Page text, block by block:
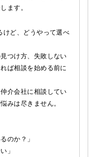
ます。
けど、どうやって選べ
つけ方、失敗しない
ば相談を始める前に
介会社に相談してい
みは尽きません。
のか？」
」